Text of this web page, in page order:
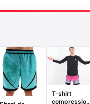
T-shirt
compression